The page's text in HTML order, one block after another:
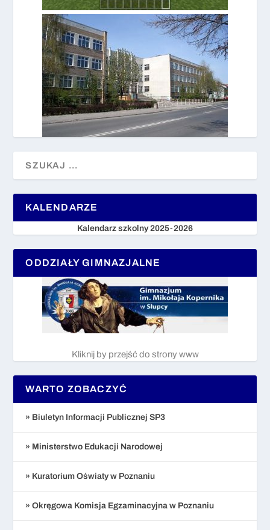
KALENDARZE
Kalendarz szkolny 2025-2026
ODDZIAŁY GIMNAZJALNE
Kliknij by przejść do strony www
WARTO ZOBACZYĆ
» Biuletyn Informacji Publicznej SP3
» Ministerstwo Edukacji Narodowej
» Kuratorium Oświaty w Poznaniu
» Okręgowa Komisja Egzaminacyjna w Poznaniu